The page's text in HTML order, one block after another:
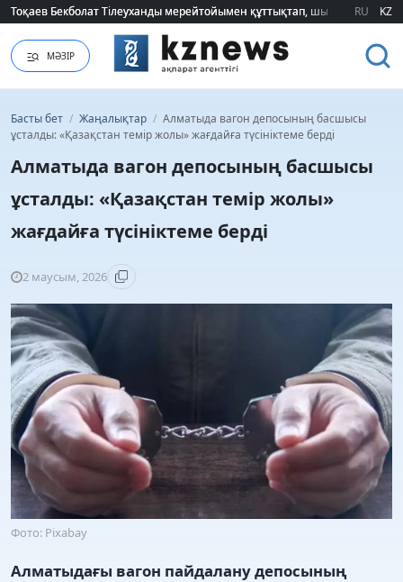
Тоқаев Бекболат Тілеуханды мерейтойымен құттықтап, шығармашылық
Тоқаев Бекболат Тілеуханды мерейтойымен құттықтап, шығармашылық
RU KZ
МӘЗІР
Басты бет / Жаңалықтар / Алматыда вагон депосының басшысы
ұсталды: «Қазақстан темір жолы» жағдайға түсініктеме берді
Алматыда вагон депосының басшысы
ұсталды: «Қазақстан темір жолы»
жағдайға түсініктеме берді
2 маусым, 2026
Фото: Pixabay
Алматыдағы вагон пайдалану депосының